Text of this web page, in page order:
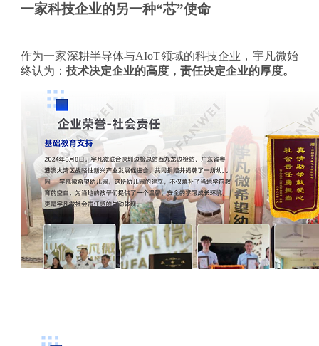
一家科技企业的另一种“芯”使命
作为一家深耕半导体与AIoT领域的科技企业，宇凡微始
终认为： 技术决定企业的高度，责任决定企业的厚度。